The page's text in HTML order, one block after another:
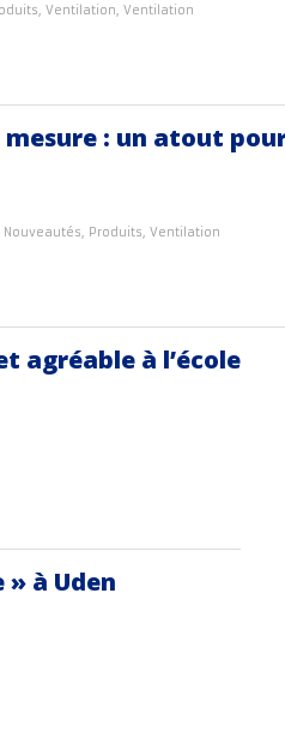
, Ventilation, Ventilation
: un atout
Nouveautés, Produits, Ventilation
agréable à l’école
à Uden